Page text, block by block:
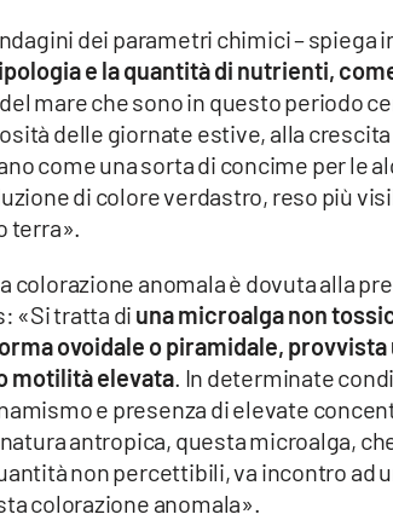
dei parametri chimici – spiega
e la quantità di nutrienti,
mare che sono in questo periodo
delle giornate estive, alla
come una sorta di concime per le
di colore verdastro, reso più
terra».
colorazione anomala è dovuta alla
«Si tratta di una microalga non
ovoidale o piramidale,
motilità elevata. In determinate
e presenza di elevate
antropica, questa microalga,
non percettibili, va incontro ad
colorazione anomala».